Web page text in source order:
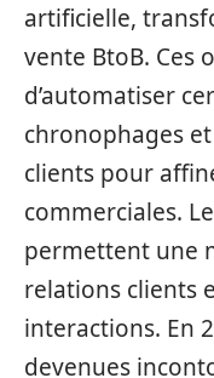
artificielle,
vente BtoB. Ces
d’automatiser
chronophages
clients pour
commerciales.
permettent une
relations clients
interactions. En
devenues